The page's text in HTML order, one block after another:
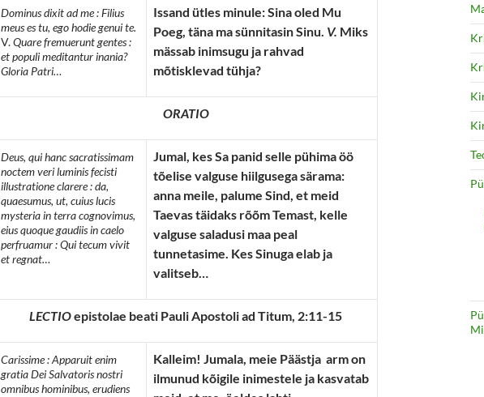
Dominus dixit ad me : Filius
meus es tu, ego hodie genui te.
V.Quare fremuerunt gentes :
et populi meditantur inania?
Gloria Patri…
Issand ütles minule: Sina oled Mu
Poeg, täna ma sünnitasin Sinu. V. Miks
mässab inimsugu ja rahvad
mõtisklevad tühja?
ORATIO
Deus, qui hanc sacratissimam
noctem veri luminis fecisti
illustratione clarere : da,
quaesumus, ut, cuius lucis
mysteria in terra cognovimus,
eius quoque gaudiis in caelo
perfruamur : Qui tecum vivit
et regnat…
Jumal, kes Sa panid selle pühima öö
tõelise valguse hiilgusega särama:
anna meile, palume Sind, et meid
Taevas täidaks rõõm Temast, kelle
valguse saladusi maa peal
tunnetasime. Kes Sinuga elab ja
valitseb…
LECTIOepistolae beati Pauli Apostoli ad Titum, 2:11-15
Carissime : Apparuit enim
gratia Dei Salvatoris nostri
omnibus hominibus, erudiens
Kalleim! Jumala, meie Päästja arm on
ilmunud kõigile inimestele ja kasvatab